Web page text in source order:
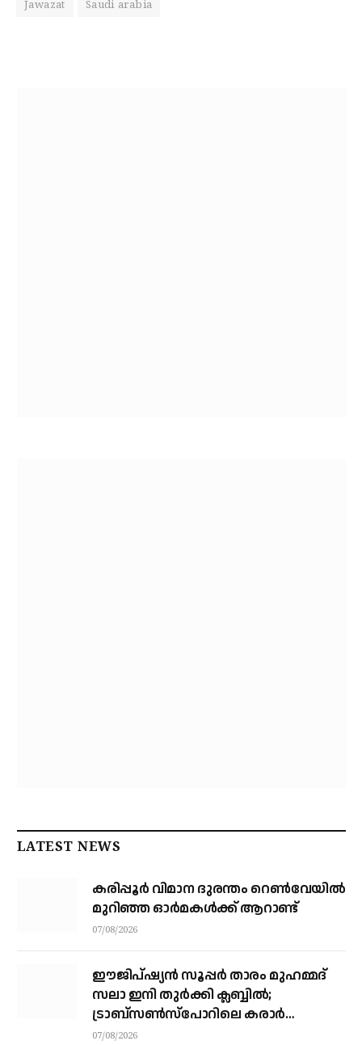
Jawazat Saudi arabia
LATEST NEWS
കരിപ്പൂര്‍ വിമാന ദുരന്തം റെണ്‍വേയില്‍
മുറിഞ്ഞ ഓര്‍മകള്‍ക്ക് ആറാണ്ട്
07/08/2026
ഈജിപ്ഷ്യന്‍ സൂപ്പര്‍ താരം മുഹമ്മദ്
സലാ ഇനി തുര്‍ക്കി ക്ലബ്ബില്‍;
ട്രാബ്‌സണ്‍സ്‌പോറിലെ കരാര്‍
അവസാനഘട്ടത്തില്‍
07/08/2026